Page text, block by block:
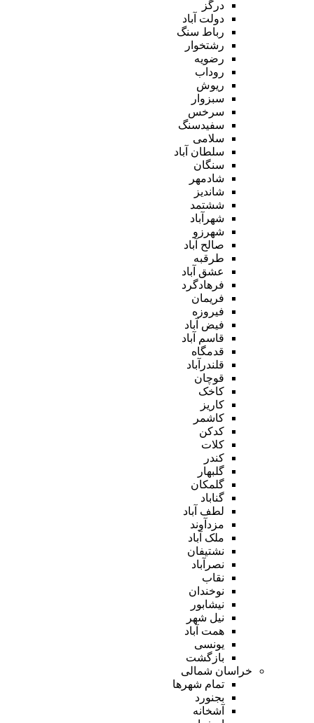
درگز
دولت آباد
رباط سنگ
رشتخوار
رضویه
روداب
ریوش
سبزوار
سرخس
سفیدسنگ
سلامی
سلطان آباد
سنگان
شادمهر
شاندیز
ششتمد
شهرآباد
شهرزو
صالح آباد
طرقبه
عشق آباد
فرهادگرد
فریمان
فیروزه
فیض آباد
قاسم آباد
قدمگاه
قلندرآباد
قوچان
کاخک
کاریز
کاشمر
کدکن
کلات
کندر
گلبهار
گلمکان
گناباد
لطف آباد
مزدآوند
ملک آباد
نشتیفان
نصرآباد
نقاب
نوخندان
نیشابور
نیل شهر
همت آباد
یونسی
بازگشت
خراسان شمالی
تمام شهر‌ها
بجنورد
آشخانه